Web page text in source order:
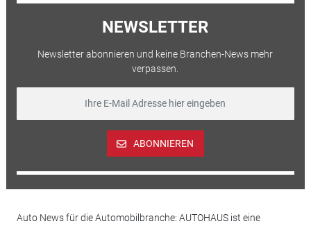
NEWSLETTER
Newsletter abonnieren und keine Branchen-News mehr
verpassen.
ABONNIEREN
Auto News für die Automobilbranche: AUTOHAUS ist eine